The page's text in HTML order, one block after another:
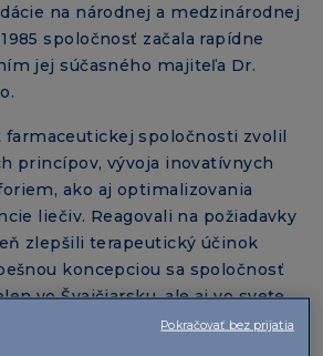
na národnej a medzinárodnej
spoločnosť začala rapídne
jej súčasného majiteľa Dr.
farmaceutickej spoločnosti zvolil
princípov, vývoja inovatívnych
ako aj optimalizovania
liečiv. Reagovali na požiadavky
zlepšili terapeutický účinok
koncepciou sa spoločnosť
vo Švajčiarsku, ale aj vo svete.
Pokračovať bez prijatia